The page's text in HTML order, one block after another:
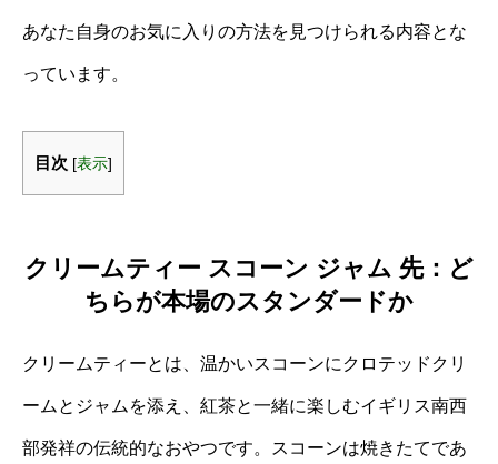
あなた自身のお気に入りの方法を見つけられる内容とな
っています。
目次 [表示]
クリームティー スコーン ジャム 先：ど
ちらが本場のスタンダードか
クリームティーとは、温かいスコーンにクロテッドクリ
ームとジャムを添え、紅茶と一緒に楽しむイギリス南西
部発祥の伝統的なおやつです。スコーンは焼きたてであ